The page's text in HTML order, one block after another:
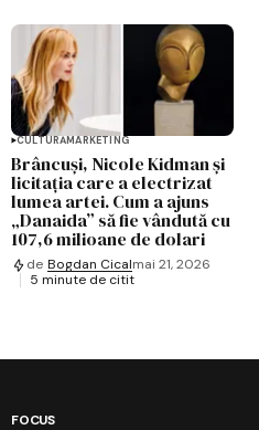
CULTURĂMARKETING
Brâncuși, Nicole Kidman și
licitația care a electrizat
lumea artei. Cum a ajuns
„Danaida” să fie vândută cu
107,6 milioane de dolari
de Bogdan Cicalmai 21, 2026
5 minute de citit
FOCUS